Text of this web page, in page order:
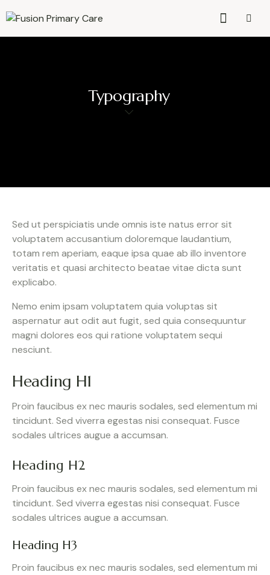
Typography
Sed ut perspiciatis unde omnis iste natus error sit
voluptatem accusantium doloremque laudantium,
totam rem aperiam, eaque ipsa quae ab illo inventore
veritatis et quasi architecto beatae vitae dicta sunt
explicabo.
Nemo enim ipsam voluptatem quia voluptas sit
aspernatur aut odit aut fugit, sed quia consequuntur
magni dolores eos qui ratione voluptatem sequi
nesciunt.
Heading H1
Proin faucibus ex nec mauris sodales, sed elementum mi
tincidunt. Sed viverra egestas nisi consequat. Fusce
sodales ultrices augue a accumsan.
Heading H2
Proin faucibus ex nec mauris sodales, sed elementum mi
tincidunt. Sed viverra egestas nisi consequat. Fusce
sodales ultrices augue a accumsan.
Heading H3
Proin faucibus ex nec mauris sodales, sed elementum mi